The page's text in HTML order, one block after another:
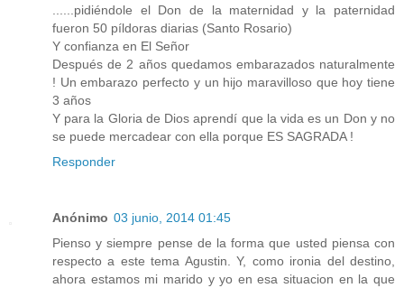
......pidiéndole el Don de la maternidad y la paternidad
fueron 50 píldoras diarias (Santo Rosario)
Y confianza en El Señor
Después de 2 años quedamos embarazados naturalmente
! Un embarazo perfecto y un hijo maravilloso que hoy tiene
3 años
Y para la Gloria de Dios aprendí que la vida es un Don y no
se puede mercadear con ella porque ES SAGRADA !
Responder
Anónimo 03 junio, 2014 01:45
Pienso y siempre pense de la forma que usted piensa con
respecto a este tema Agustin. Y, como ironia del destino,
ahora estamos mi marido y yo en esa situacion en la que